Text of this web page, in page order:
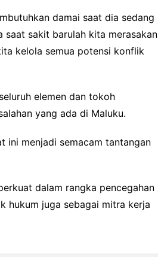
damai saat dia sedang
saat sakit barulah kita merasakan
kelola semua potensi konflik
elemen dan tokoh
yang ada di Maluku.
ini menjadi semacam tantangan
dalam rangka pencegahan
hukum juga sebagai mitra kerja